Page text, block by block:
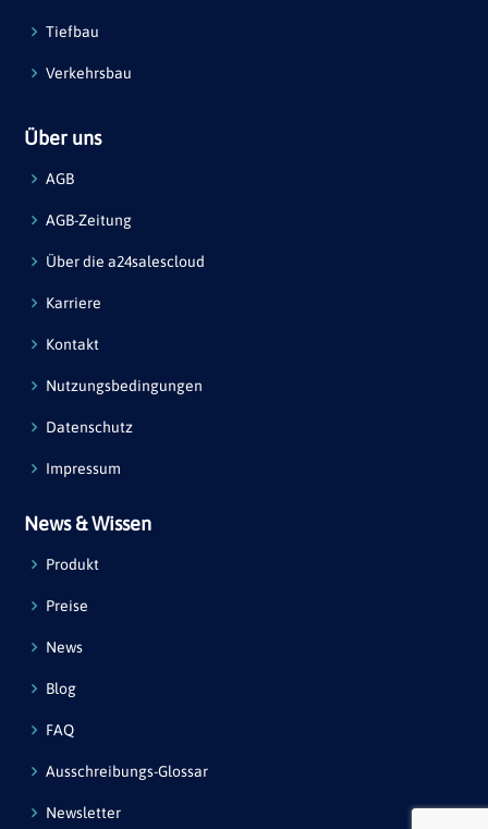
Tiefbau
Verkehrsbau
Über uns
AGB
AGB-Zeitung
Über die a24salescloud
Karriere
Kontakt
Nutzungsbedingungen
Datenschutz
Impressum
News & Wissen
Produkt
Preise
News
Blog
FAQ
Ausschreibungs-Glossar
Newsletter